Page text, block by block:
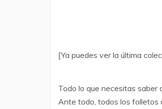
[Ya puedes ver la última
Todo lo que necesitas saber
Ante todo, todos los folletos